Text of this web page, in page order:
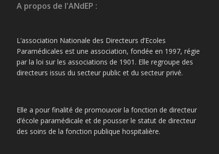
A propos de l'ANdEP :
L’association Nationale des Directeurs d’Ecoles
Paramédicales est une association, fondée en 1997, régie
par la loi sur les associations de 1901. Elle regroupe des
directeurs issus du secteur public et du secteur privé.
Elle a pour finalité de promouvoir la fonction de directeur
d’école paramédicale et de pousser le statut de directeur
des soins de la fonction publique hospitalière.